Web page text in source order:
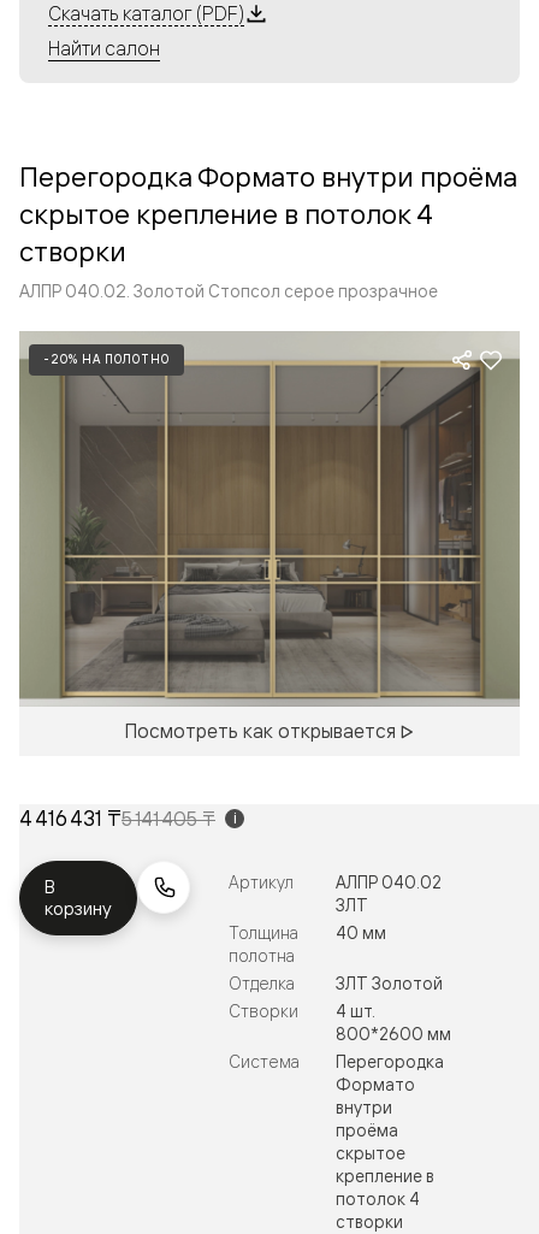
Алюминиевые перегородки имеют единый профиль
с алюминиевыми дверьми и легко сочетаются в одном
алюминиевых перегородок и дверей координируется
со стеновыми панелями Волховец.
Скачать каталог (PDF)
Найти салон
Перегородка Формато внутри проёма
скрытое крепление в потолок 4
створки
АЛПР 040.02. Золотой Стопсол серое прозрачное
-20% НА ПОЛОТНО
Посмотреть как открывается
4 416 431 ₸5 141 405 ₸ i
В
корзину
Артикул
АЛПР 040.02
ЗЛТ
Толщина
полотна
40 мм
Отделка
ЗЛТ Золотой
Створки
4 шт.
800*2600 мм
Система
Перегородка
Формато
внутри
проёма
скрытое
крепление в
потолок 4
створки